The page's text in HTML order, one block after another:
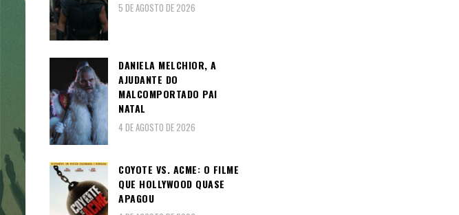
5 DE AGOSTO DE 2026
DANIELA MELCHIOR, A
AJUDANTE DO
MALCOMPORTADO PAI
NATAL
4 DE AGOSTO DE 2026
COYOTE VS. ACME: O FILME
QUE HOLLYWOOD QUASE
APAGOU